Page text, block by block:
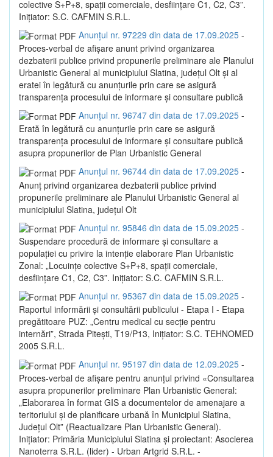
colective S+P+8, spații comerciale, desființare C1, C2, C3”.
Inițiator: S.C. CAFMIN S.R.L.
Anunțul nr. 97229 din data de 17.09.2025 -
Proces-verbal de afișare anunt privind organizarea
dezbaterii publice privind propunerile preliminare ale Planului
Urbanistic General al municipiului Slatina, județul Olt și al
eratei în legătură cu anunțurile prin care se asigură
transparența procesului de informare și consultare publică
Anunțul nr. 96747 din data de 17.09.2025 -
Erată în legătură cu anunțurile prin care se asigură
transparența procesului de informare și consultare publică
asupra propunerilor de Plan Urbanistic General
Anunțul nr. 96744 din data de 17.09.2025 -
Anunț privind organizarea dezbaterii publice privind
propunerile preliminare ale Planului Urbanistic General al
municipiului Slatina, județul Olt
Anunțul nr. 95846 din data de 15.09.2025 -
Suspendare procedură de informare și consultare a
populației cu privire la intenție elaborare Plan Urbanistic
Zonal: „Locuințe colective S+P+8, spații comerciale,
desființare C1, C2, C3”. Inițiator: S.C. CAFMIN S.R.L.
Anunțul nr. 95367 din data de 15.09.2025 -
Raportul informării și consultării publicului - Etapa I - Etapa
pregătitoare PUZ: „Centru medical cu secție pentru
internări”, Strada Pitești, T19/P13, Inițiator: S.C. TEHNOMED
2005 S.R.L.
Anunțul nr. 95197 din data de 12.09.2025 -
Proces-verbal de afișare pentru anunțul privind «Consultarea
asupra propunerilor preliminare Plan Urbanistic General:
„Elaborarea în format GIS a documentelor de amenajare a
teritoriului și de planificare urbană în Municipiul Slatina,
Județul Olt” (Reactualizare Plan Urbanistic General).
Inițiator: Primăria Municipiului Slatina și proiectant: Asocierea
Nanoterra S.R.L. (lider) - Urban Artgrid S.R.L. -